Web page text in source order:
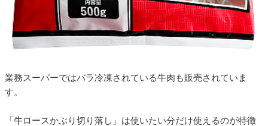
業務スーパーではバラ冷凍されている牛肉も販売されていま
す。
「牛ロースかぶり切り落し」は使いたい分だけ使えるのが特徴